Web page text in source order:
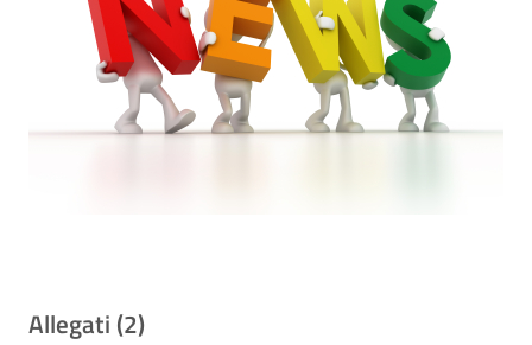
Allegati (2)